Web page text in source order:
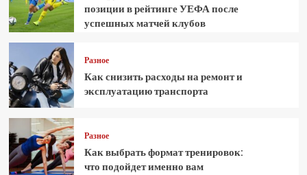
позиции в рейтинге УЕФА после
успешных матчей клубов
Разное
Как снизить расходы на ремонт и
эксплуатацию транспорта
Разное
Как выбрать формат тренировок:
что подойдет именно вам